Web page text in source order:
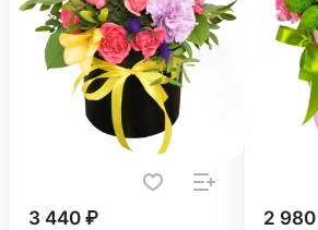
3 440 ₽ 2